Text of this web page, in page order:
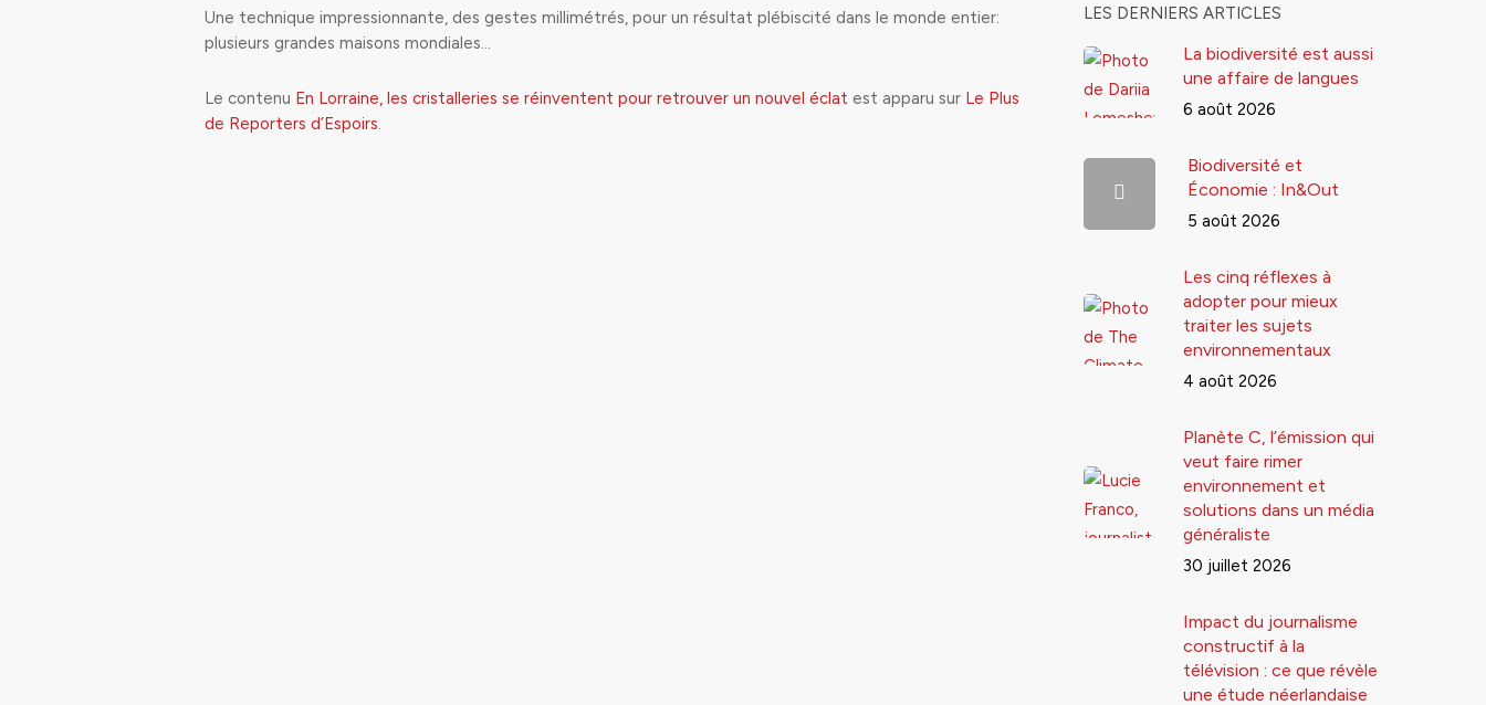
Une technique impressionnante, des gestes millimétrés, pour un résultat plébiscité dans le monde entier:
plusieurs grandes maisons mondiales…
Le contenu En Lorraine, les cristalleries se réinventent pour retrouver un nouvel éclat est apparu sur Le Plus
de Reporters d’Espoirs.
LES DERNIERS ARTICLES
La biodiversité est aussi
une affaire de langues
6 août 2026
Biodiversité et
Économie : In&Out
5 août 2026
Les cinq réflexes à
adopter pour mieux
traiter les sujets
environnementaux
4 août 2026
Planète C, l’émission qui
veut faire rimer
environnement et
solutions dans un média
généraliste
30 juillet 2026
Impact du journalisme
constructif à la
télévision : ce que révèle
une étude néerlandaise